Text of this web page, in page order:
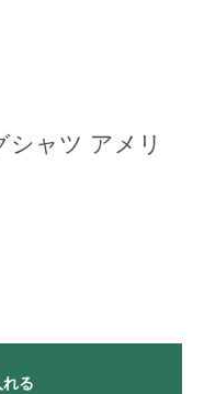
シャツ アメリ
る